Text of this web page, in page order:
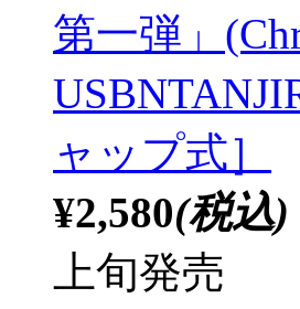
第一弾」
ャップ式］
¥2,580(税込)
上旬発売